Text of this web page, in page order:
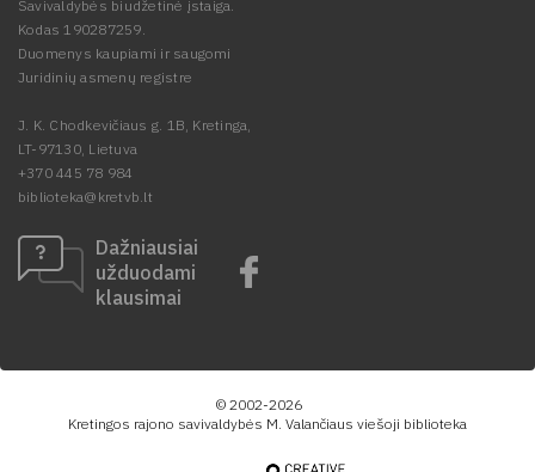
Savivaldybės biudžetinė įstaiga.
Kodas 190287259.
Duomenys kaupiami ir saugomi
Juridinių asmenų registre
J. K. Chodkevičiaus g. 1B, Kretinga,
LT-97130, Lietuva
+370 445 78 984
biblioteka@kretvb.lt
Dažniausiai
užduodami
klausimai
© 2002-2026
Kretingos rajono savivaldybės M. Valančiaus viešoji biblioteka